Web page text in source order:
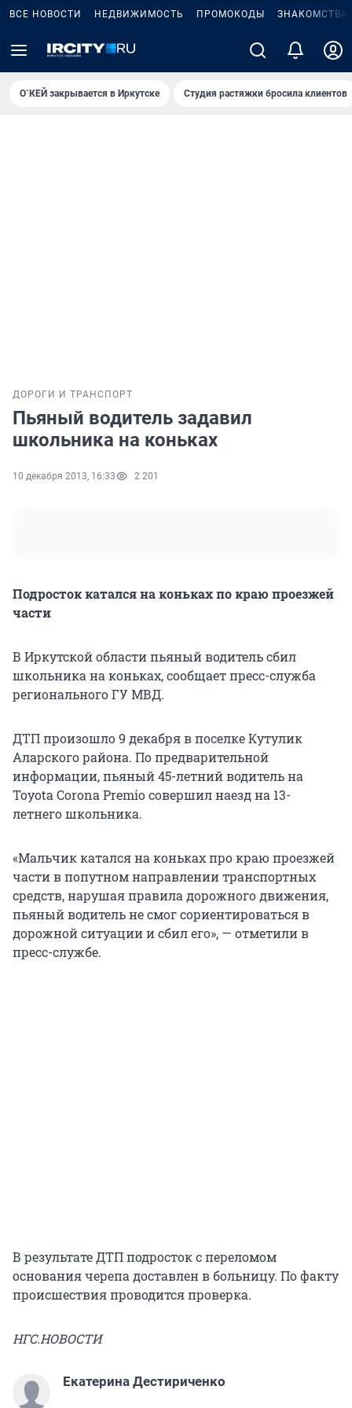
ВСЕ НОВОСТИ НЕДВИЖИМОСТЬ ПРОМОКОДЫ ЗНАКОМСТВА
О`КЕЙ закрывается в Иркутске Студия растяжки бросила клиентов
ДОРОГИ И ТРАНСПОРТ
Пьяный водитель задавил
школьника на коньках
10 декабря 2013, 16:33 2 201
Подросток катался на коньках по краю проезжей
части
В Иркутской области пьяный водитель сбил
школьника на коньках, сообщает пресс-служба
регионального ГУ МВД.
ДТП произошло 9 декабря в поселке Кутулик
Аларского района. По предварительной
информации, пьяный 45-летний водитель на
Toyota Corona Premio совершил наезд на 13-
летнего школьника.
«Мальчик катался на коньках про краю проезжей
части в попутном направлении транспортных
средств, нарушая правила дорожного движения,
пьяный водитель не смог сориентироваться в
дорожной ситуации и сбил его», — отметили в
пресс-службе.
В результате ДТП подросток с переломом
основания черепа доставлен в больницу. По факту
происшествия проводится проверка.
НГС.НОВОСТИ
Екатерина Дестириченко